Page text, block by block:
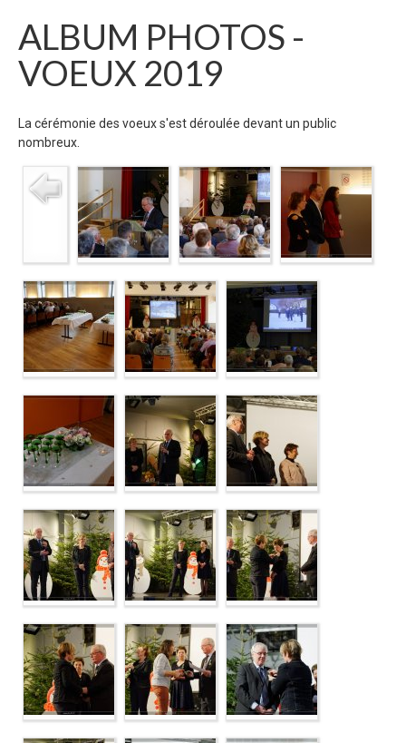
ALBUM PHOTOS -
VOEUX 2019
La cérémonie des voeux s'est déroulée devant un public
nombreux.